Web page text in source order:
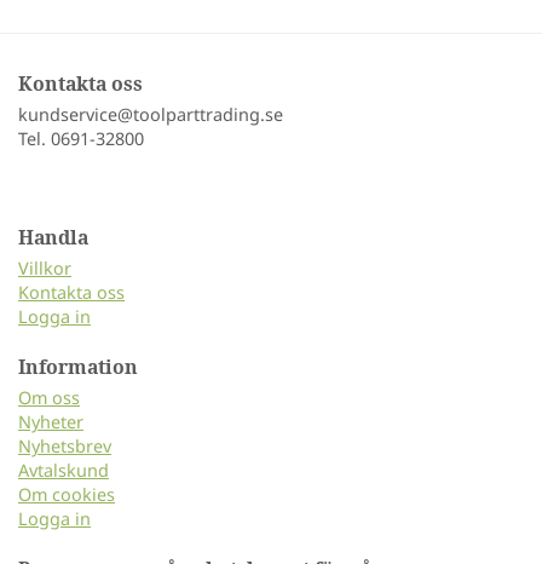
Kontakta oss
kundservice@toolparttrading.se
Tel. 0691-32800
Handla
Villkor
Kontakta oss
Logga in
Information
Om oss
Nyheter
Nyhetsbrev
Avtalskund
Om cookies
Logga in